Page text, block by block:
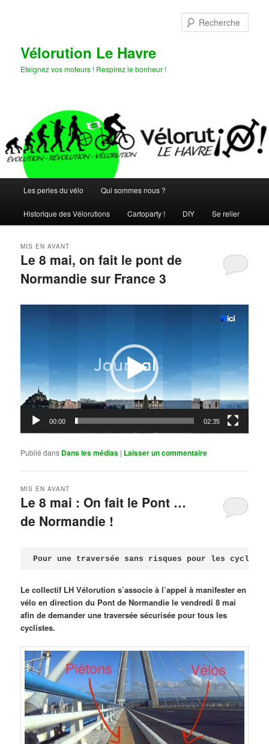
Vélorution Le Havre
Eteignez vos moteurs ! Respirez le bonheur !
principal
Les perles du vélo Qui sommes nous ?
Historique des Vélorutions Cartoparty ! DIY Se relier
Le 8 mai, on fait le pont de
Normandie sur France 3
MIS EN AVANT
00:00 02:35
Publié dans Dans les médias | Laisser un commentaire
Le 8 mai : On fait le Pont …
de Normandie !
MIS EN AVANT
Pour une traversée sans risques pour les
Le collectif LH Vélorution s’associe à l’appel à manifester en
vélo en direction du Pont de Normandie le vendredi 8 mai
afin de demander une traversée sécurisée pour tous les
cyclistes.